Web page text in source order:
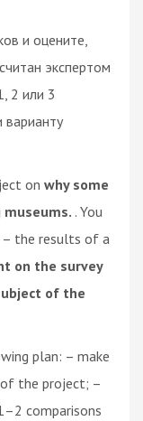
и оцените,
экспертом
2 или 3
on why some
. You
the results of a
on the survey
of the
plan: – make
the project; –
comparisons